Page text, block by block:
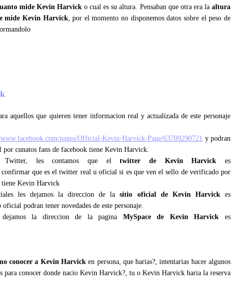
mide Kevin Harvick o cual es su altura. Pensaban que otra era laaltura
mide Kevin Harvick, por el momento no disponemos datos sobre el peso de
aquellos que quieren tener informacion real y actualizada de este personaje
pages/Official-Kevin-Harvick-Page/63709290721 y podran
cunatos fans de facebook tiene Kevin Harvick.
Twitter, les contamos que eltwitter de Kevin Harvick es
que es el twitter real u oficial si es que ven el sello de verificado por
tiene Kevin Harvick
les dejamos la direccion de lasitio oficial de Kevin Harvickes
oficial podran tener novedades de este personaje.
la direccion de la pagina MySpace de Kevin Harvick es
conocer a Kevin Harvicken persona, que harias?, intentarias hacer algunos
para conocer donde nacio Kevin Harvick?, tu o Kevin Harvick haria la reserva